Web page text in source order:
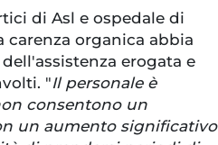
di Asl e ospedale di
carenza organica abbia
erogata e
"Il personale è
consentono un
un aumento significativo